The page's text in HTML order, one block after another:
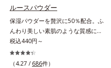
イ酸、ジメチコン配合＝汗や水、皮
脂をはじき、メイクくずれを防ぐ成
分*2 オリーブ葉エキス、ゴレンシ
葉エキス、加水分解ヒアルロン酸、
異性化糖配合＝保湿成分【ご使用方
法】2層タイプなので、必ず容器を
よく振ってからお使いください。メ
ルースパウダー
保湿パウダーを贅沢に50％配合。ふ
んわり美しい素肌のような質感にな
りながらもうるおいとツヤを叶える
フェイスパウダー。朝の仕上がりの
クオリティが全然違う！ まるで美
税込440円～
（4.27 / 686件）